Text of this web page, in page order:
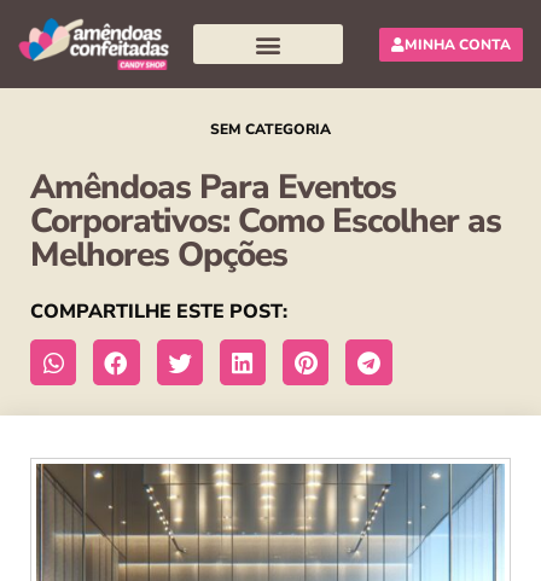
MINHA CONTA
SEM CATEGORIA
Amêndoas Para Eventos
Corporativos: Como Escolher as
Melhores Opções
COMPARTILHE ESTE POST: